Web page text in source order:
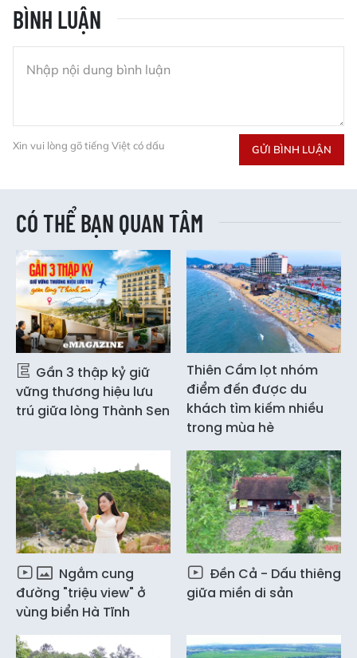
BÌNH LUẬN
Xin vui lòng gõ tiếng Việt có dấu GỬI BÌNH LUẬN
CÓ THỂ BẠN QUAN TÂM
Gần 3 thập kỷ giữ
vững thương hiệu lưu
trú giữa lòng Thành Sen
Thiên Cầm lọt nhóm
điểm đến được du
khách tìm kiếm nhiều
trong mùa hè
Ngắm cung
đường "triệu view" ở
vùng biển Hà Tĩnh
Đền Cả - Dấu thiêng
giữa miền di sản